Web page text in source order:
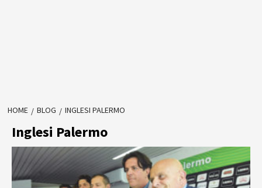
HOME BLOG INGLESI PALERMO
Inglesi Palermo